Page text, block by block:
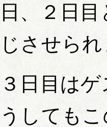
日、２日
じさせられ
３日目は
うしても